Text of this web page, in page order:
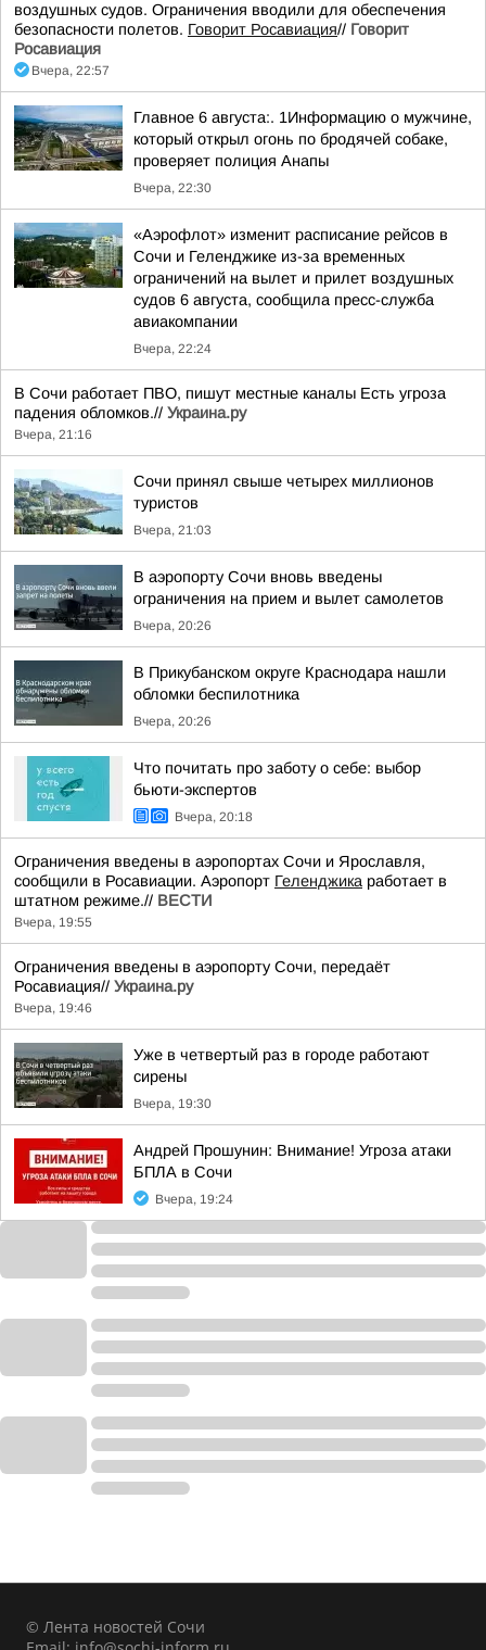
воздушных судов. Ограничения вводили для обеспечения
безопасности полетов. Говорит Росавиация// Говорит
Росавиация
Вчера, 22:57
Главное 6 августа:. 1Информацию о мужчине,
который открыл огонь по бродячей собаке,
проверяет полиция Анапы
Вчера, 22:30
«Аэрофлот» изменит расписание рейсов в
Сочи и Геленджике из-за временных
ограничений на вылет и прилет воздушных
судов 6 августа, сообщила пресс-служба
авиакомпании
Вчера, 22:24
В Сочи работает ПВО, пишут местные каналы Есть угроза
падения обломков.// Украина.ру
Вчера, 21:16
Сочи принял свыше четырех миллионов
туристов
Вчера, 21:03
В аэропорту Сочи вновь введены
ограничения на прием и вылет самолетов
Вчера, 20:26
В Прикубанском округе Краснодара нашли
обломки беспилотника
Вчера, 20:26
Что почитать про заботу о себе: выбор
бьюти-экспертов
Вчера, 20:18
Ограничения введены в аэропортах Сочи и Ярославля,
сообщили в Росавиации. Аэропорт Геленджика работает в
штатном режиме.// ВЕСТИ
Вчера, 19:55
Ограничения введены в аэропорту Сочи, передаёт
Росавиация// Украина.ру
Вчера, 19:46
Уже в четвертый раз в городе работают
сирены
Вчера, 19:30
Андрей Прошунин: Внимание! Угроза атаки
БПЛА в Сочи
Вчера, 19:24
© Лента новостей Сочи